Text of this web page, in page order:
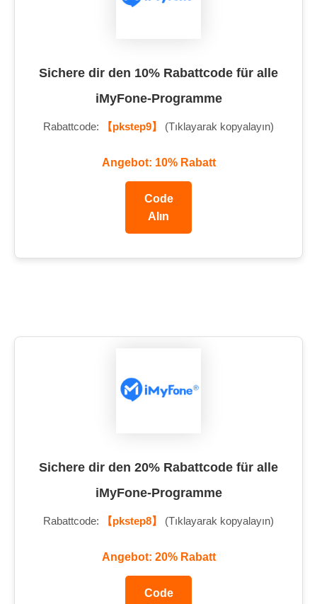
Sichere dir den 10% Rabattcode für alle
iMyFone-Programme
Rabattcode: 【pkstep9】 (Tıklayarak kopyalayın)
Angebot: 10% Rabatt
Code
Alın
Sichere dir den 20% Rabattcode für alle
iMyFone-Programme
Rabattcode: 【pkstep8】 (Tıklayarak kopyalayın)
Angebot: 20% Rabatt
Code